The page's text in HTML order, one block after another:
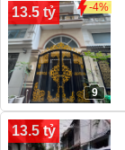
13.5 tỷ -4%
9
13.5 tỷ